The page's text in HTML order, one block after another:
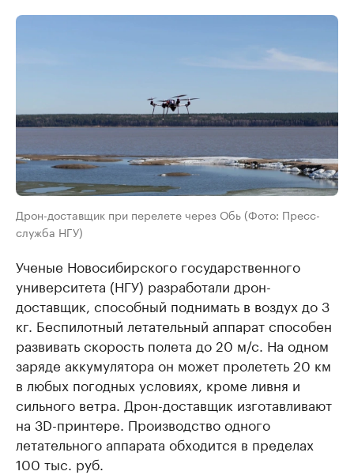
Дрон-доставщик при перелете через Обь (Фото: Пресс-
служба НГУ)
Ученые Новосибирского государственного
университета (НГУ) разработали дрон-
доставщик, способный поднимать в воздух до 3
кг. Беспилотный летательный аппарат способен
развивать скорость полета до 20 м/с. На одном
заряде аккумулятора он может пролететь 20 км
в любых погодных условиях, кроме ливня и
сильного ветра. Дрон-доставщик изготавливают
на 3D-принтере. Производство одного
летательного аппарата обходится в пределах
100 тыс. руб.